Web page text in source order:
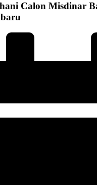
Calon Misdinar